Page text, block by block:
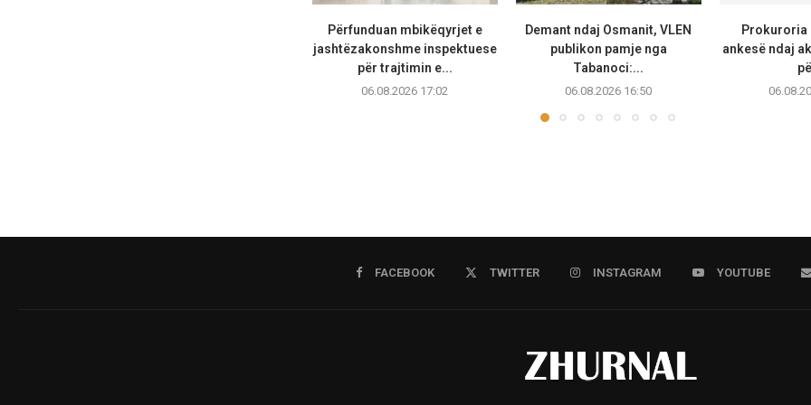
Përfunduan mbikëqyrjet e
jashtëzakonshme inspektuese
për trajtimin e...
06.08.2026 17:02
Demant ndaj Osmanit, VLEN
publikon pamje nga
Tabanoci:...
06.08.2026 16:50
Prokuroria
ankesë ndaj
FACEBOOK TWITTER INSTAGRAM YOUTUBE